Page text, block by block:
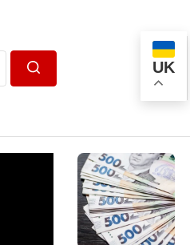
UK